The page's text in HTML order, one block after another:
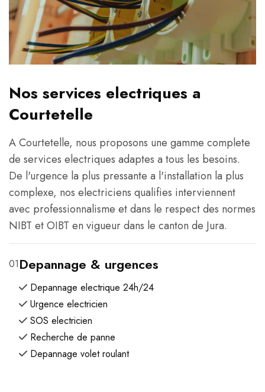
Nos services electriques a
Courtetelle
A Courtetelle, nous proposons une gamme complete
de services electriques adaptes a tous les besoins.
De l'urgence la plus pressante a l'installation la plus
complexe, nos electriciens qualifies interviennent
avec professionnalisme et dans le respect des normes
NIBT et OIBT en vigueur dans le canton de Jura.
01Depannage & urgences
Depannage electrique 24h/24
Urgence electricien
SOS electricien
Recherche de panne
Depannage volet roulant